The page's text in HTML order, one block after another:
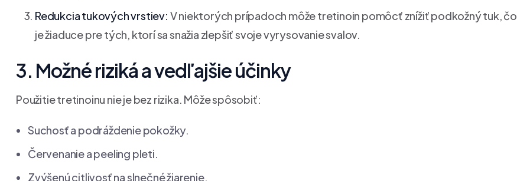
Redukcia tukových vrstiev: V niektorých prípadoch môže tretinoin pomôcť znížiť podkožný tuk, čo
je žiaduce pre tých, ktorí sa snažia zlepšiť svoje vyrysovanie svalov.
3. Možné riziká a vedľajšie účinky
Použitie tretinoinu nie je bez rizika. Môže spôsobiť:
Suchosť a podráždenie pokožky.
Červenanie a peeling pleti.
Zvýšenú citlivosť na slnečné žiarenie.